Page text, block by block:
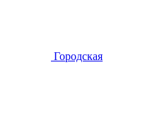
Городская